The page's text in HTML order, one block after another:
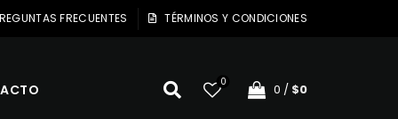
FRECUENTES TÉRMINOS Y CONDICIONES
0 0 / $0